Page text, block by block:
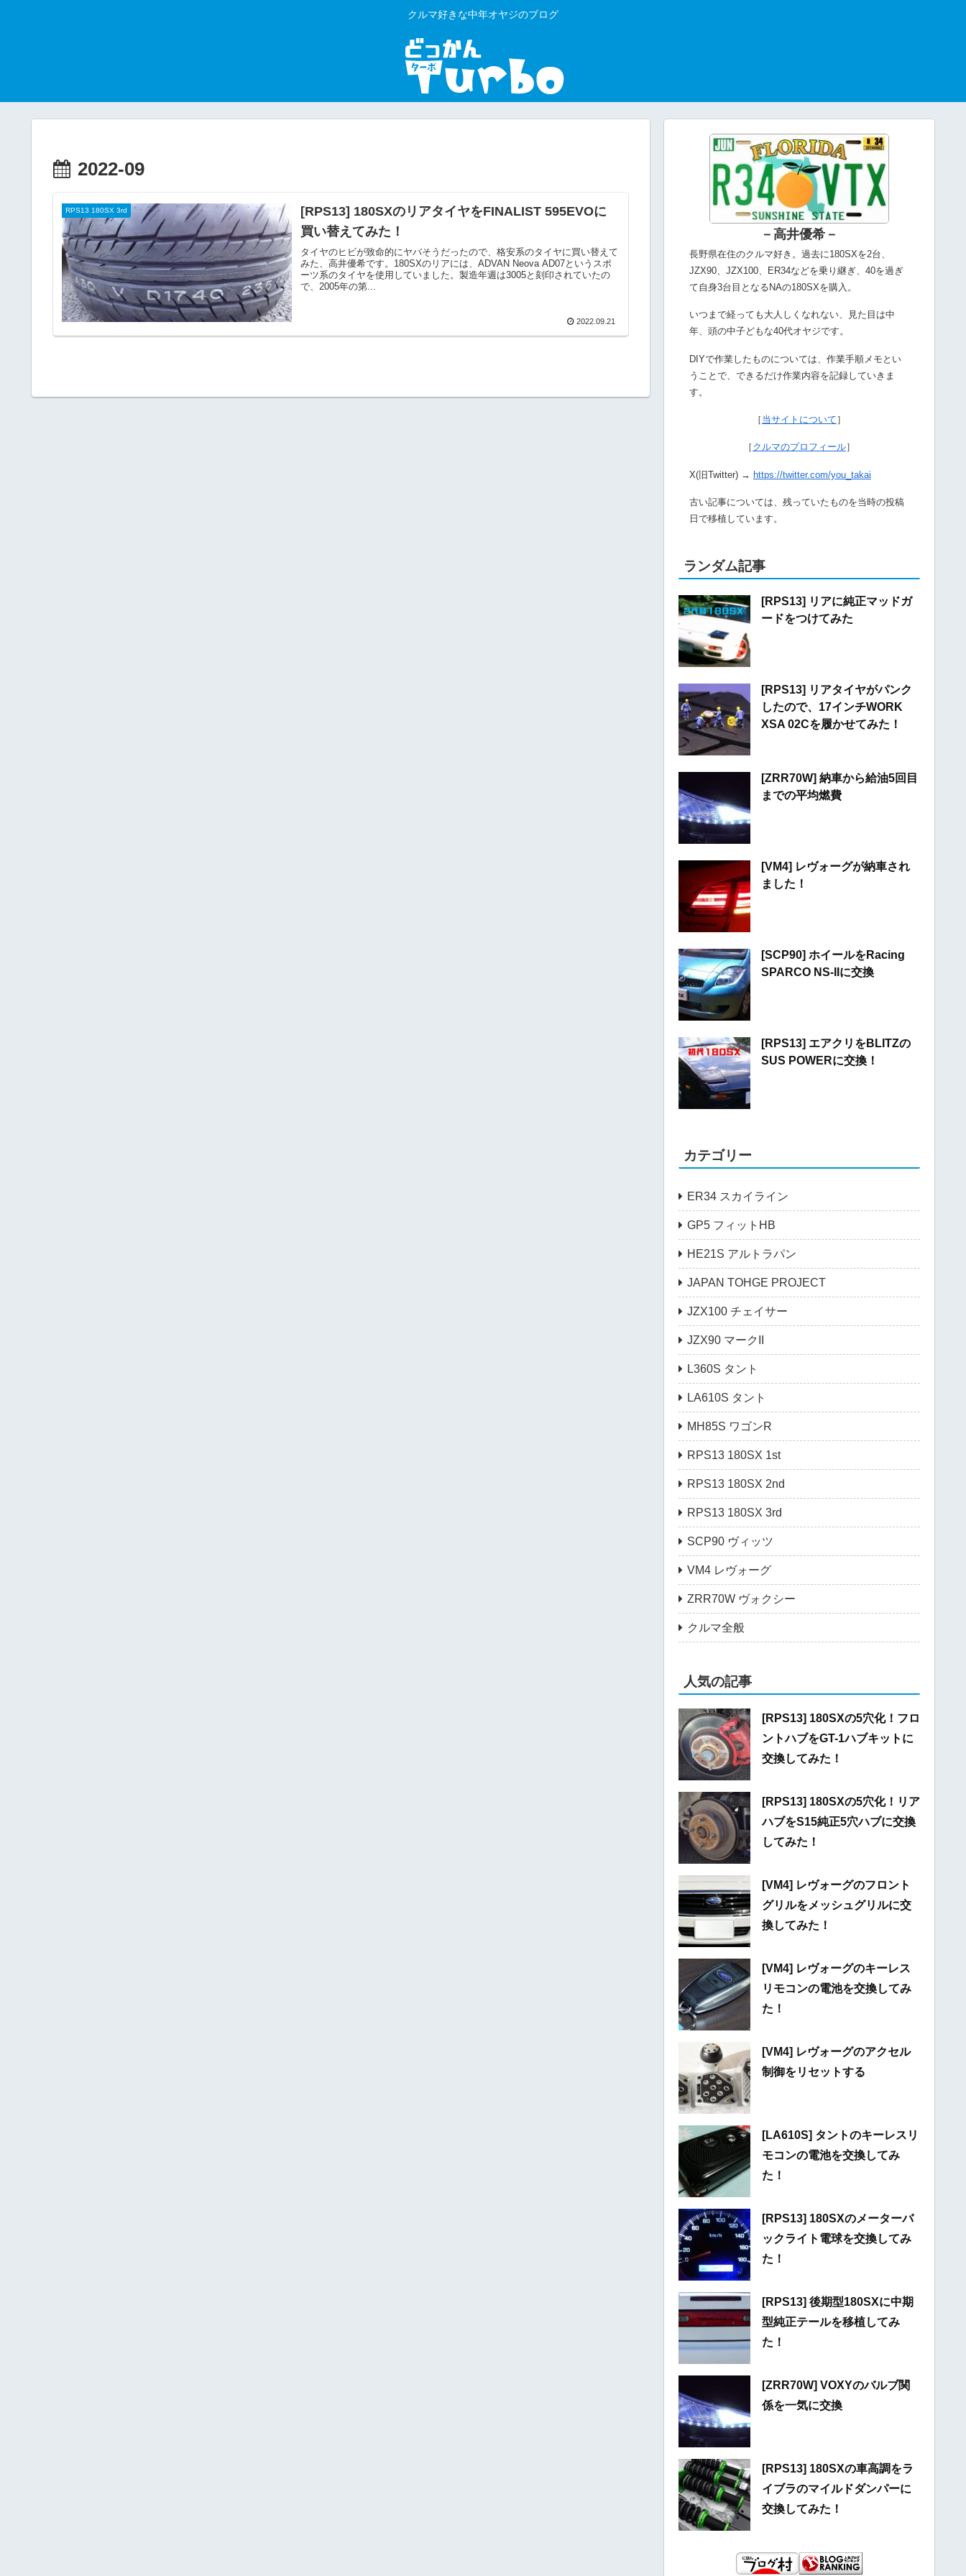
クルマ好きな中年オヤジのブログ
2022-09
RPS13 180SX 3rd
[RPS13] 180SXのリアタイヤをFINALIST 595EVOに
買い替えてみた！
タイヤのヒビが致命的にヤバそうだったので、格安系のタイヤに買い替えて
みた、高井優希です。180SXのリアには、ADVAN Neova AD07というスポ
ーツ系のタイヤを使用していました。製造年週は3005と刻印されていたの
で、2005年の第...
2022.09.21
－高井優希－
長野県在住のクルマ好き。過去に180SXを2台、
JZX90、JZX100、ER34などを乗り継ぎ、40を過ぎ
て自身3台目となるNAの180SXを購入。
いつまで経っても大人しくなれない、見た目は中
年、頭の中子どもな40代オヤジです。
DIYで作業したものについては、作業手順メモとい
うことで、できるだけ作業内容を記録していきま
す。
［ 当サイトについて ］
［ クルマのプロフィール］
X(旧Twitter) → https://twitter.com/you_takai
古い記事については、残っていたものを当時の投稿
日で移植しています。
ランダム記事
[RPS13] リアに純正マッドガ
ードをつけてみた
[RPS13] リアタイヤがパンク
したので、17インチWORK
XSA 02Cを履かせてみた！
[ZRR70W] 納車から給油5回目
までの平均燃費
[VM4] レヴォーグが納車され
ました！
[SCP90] ホイールをRacing
SPARCO NS-IIに交換
[RPS13] エアクリをBLITZの
SUS POWERに交換！
カテゴリー
ER34 スカイライン
GP5 フィットHB
HE21S アルトラパン
JAPAN TOHGE PROJECT
JZX100 チェイサー
JZX90 マークII
L360S タント
LA610S タント
MH85S ワゴンR
RPS13 180SX 1st
RPS13 180SX 2nd
RPS13 180SX 3rd
SCP90 ヴィッツ
VM4 レヴォーグ
ZRR70W ヴォクシー
クルマ全般
人気の記事
[RPS13] 180SXの5穴化！フロ
ントハブをGT-1ハブキットに
交換してみた！
[RPS13] 180SXの5穴化！リア
ハブをS15純正5穴ハブに交換
してみた！
[VM4] レヴォーグのフロント
グリルをメッシュグリルに交
換してみた！
[VM4] レヴォーグのキーレス
リモコンの電池を交換してみ
た！
[VM4] レヴォーグのアクセル
制御をリセットする
[LA610S] タントのキーレスリ
モコンの電池を交換してみ
た！
[RPS13] 180SXのメーターバ
ックライト電球を交換してみ
た！
[RPS13] 後期型180SXに中期
型純正テールを移植してみ
た！
[ZRR70W] VOXYのバルブ関
係を一気に交換
[RPS13] 180SXの車高調をラ
イブラのマイルドダンパーに
交換してみた！